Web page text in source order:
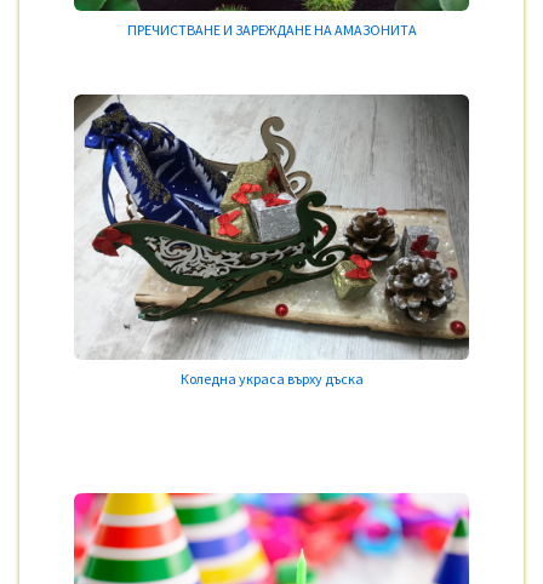
ПРЕЧИСТВАНЕ И ЗАРЕЖДАНЕ НА АМАЗОНИТА
Коледна украса върху дъска